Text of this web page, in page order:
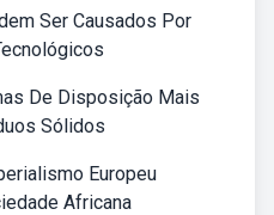
Ser Causados Por
De Disposição Mais
Sólidos
Europeu
Africana